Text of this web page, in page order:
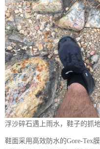
浮沙碎石遇上雨水，鞋子的抓
鞋面采用高效防水的Gore-Tex